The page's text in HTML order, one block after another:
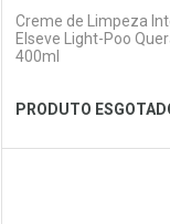
Ver Desconto
Creme de Limpeza
Elseve Light-Poo
400ml
PRODUTO